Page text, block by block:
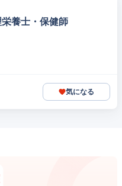
栄養士・保健師
気になる